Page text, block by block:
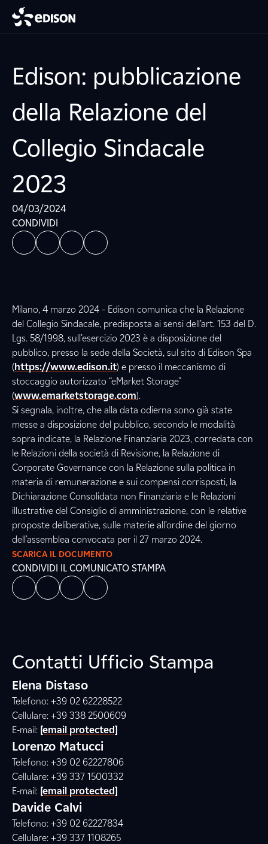
Edison: pubblicazione
della Relazione del
Collegio Sindacale
2023
04/03/2024
CONDIVIDI
Milano, 4 marzo 2024 – Edison comunica che la Relazione
del Collegio Sindacale, predisposta ai sensi dell’art. 153 del D.
Lgs. 58/1998, sull’esercizio 2023 è a disposizione del
pubblico, presso la sede della Società, sul sito di Edison Spa
(https://www.edison.it) e presso il meccanismo di
stoccaggio autorizzato “eMarket Storage”
(www.emarketstorage.com).
Si segnala, inoltre, che alla data odierna sono già state
messe a disposizione del pubblico, secondo le modalità
sopra indicate, la Relazione Finanziaria 2023, corredata con
le Relazioni della società di Revisione, la Relazione di
Corporate Governance con la Relazione sulla politica in
materia di remunerazione e sui compensi corrisposti, la
Dichiarazione Consolidata non Finanziaria e le Relazioni
illustrative del Consiglio di amministrazione, con le relative
proposte deliberative, sulle materie all’ordine del giorno
dell’assemblea convocata per il 27 marzo 2024.
SCARICA IL DOCUMENTO
CONDIVIDI IL COMUNICATO STAMPA
Contatti Ufficio Stampa
Elena Distaso
Telefono: +39 02 62228522
Cellulare: +39 338 2500609
E-mail: [email protected]
Lorenzo Matucci
Telefono: +39 02 62227806
Cellulare: +39 337 1500332
E-mail: [email protected]
Davide Calvi
Telefono: +39 02 62227834
Cellulare: +39 337 1108265